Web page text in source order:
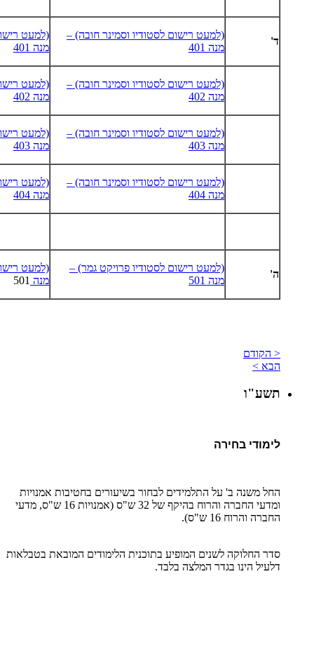
ד'
(למעט רישום לסטודיו וסמינר חובה) –
מנה 401
(למעט
מנה 401
(למעט רישום לסטודיו וסמינר חובה) –
מנה 402
(למעט
מנה 402
(למעט רישום לסטודיו וסמינר חובה) –
מנה 403
(למעט
מנה 403
(למעט רישום לסטודיו וסמינר חובה) –
מנה 404
(למעט
מנה 404
ה'
(למעט רישום לסטודיו פרויקט גמר) –
מנה 501
(למעט
מנה 501
< הקודם
הבא >
תשע"ו
לימודי בחירה
החל משנה ב' על התלמידים לבחור בשיעורים בחטיבות אמנויות
ומדעי החברה והרוח בהיקף של 32 ש"ס (אמנויות 16 ש"ס, מדעי
החברה והרוח 16 ש"ס).
סדר החלוקה לשנים המופיע בתוכנית הלימודים המובאת בטבלאות
דלעיל הינו בגדר המלצה בלבד.